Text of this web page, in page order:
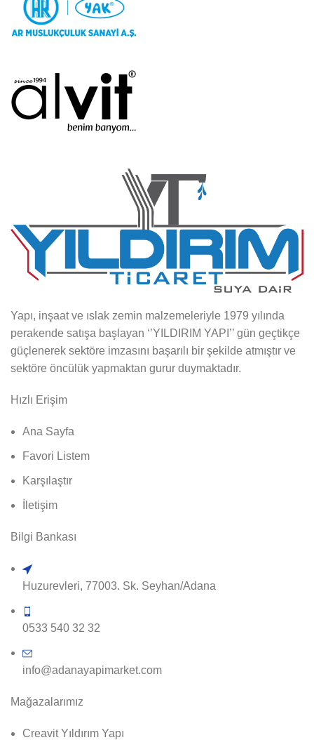
Yapı, inşaat ve ıslak zemin malzemeleriyle 1979 yılında
perakende satışa başlayan ‘’YILDIRIM YAPI’’ gün geçtikçe
güçlenerek sektöre imzasını başarılı bir şekilde atmıştır ve
sektöre öncülük yapmaktan gurur duymaktadır.
Hızlı Erişim
Ana Sayfa
Favori Listem
Karşılaştır
İletişim
Bilgi Bankası
Huzurevleri, 77003. Sk. Seyhan/Adana
0533 540 32 32
info@adanayapimarket.com
Mağazalarımız
Creavit Yıldırım Yapı